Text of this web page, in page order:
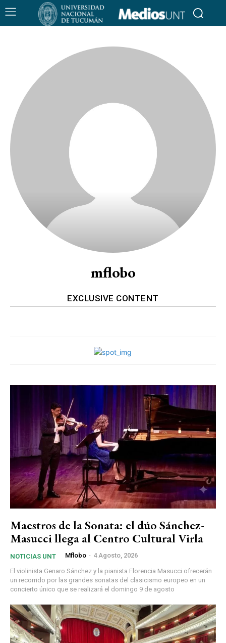
mflobo
EXCLUSIVE CONTENT
Maestros de la Sonata: el dúo Sánchez-
Masucci llega al Centro Cultural Virla
NOTICIAS UNT Mflobo - 4 Agosto, 2026
El violinista Genaro Sánchez y la pianista Florencia Masucci ofrecerán
un recorrido por las grandes sonatas del clasicismo europeo en un
concierto único que se realizará el domingo 9 de agosto